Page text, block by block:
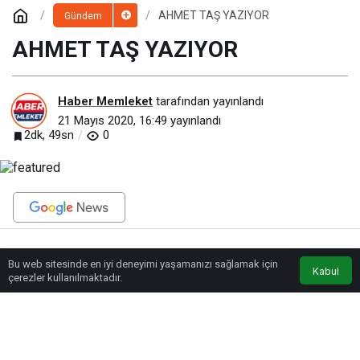
Gündem AHMET TAŞ YAZIYOR
AHMET TAŞ YAZIYOR
Haber Memleket tarafından yayınlandı
21 Mayıs 2020, 16:49 yayınlandı
2dk, 49sn
0
BEĞEN PAYLAŞ
9 yıl önce yani 2011 yılında Fatma ŞAHİN’in aile Bakanlığı döneminde
Bu web sitesinde en iyi deneyimi yaşamanızı sağlamak için
çerezler kullanılmaktadır.
Kabul
Anasayfa Akış Eczaneler Trafik